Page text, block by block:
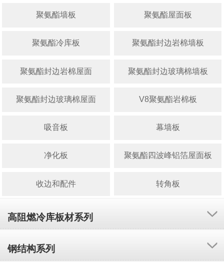
聚氨酯墙板 聚氨酯屋面板
聚氨酯冷库板 聚氨酯封边岩棉墙板
聚氨酯封边岩棉屋面 聚氨酯封边玻璃棉墙板
聚氨酯封边玻璃棉屋面 V8聚氨酯岩棉板
吸音板 幕墙板
净化板 聚氨酯四波峰铝箔屋面板
收边和配件 转角板
高阻燃冷库板材系列
钢结构系列